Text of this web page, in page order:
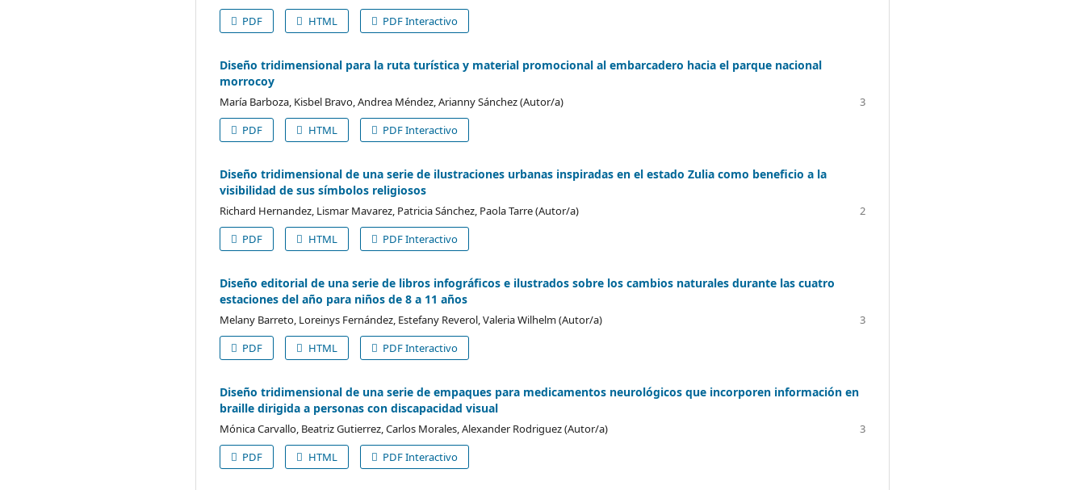
PDF
HTML PDF Interactivo
Diseño tridimensional para la ruta turística y material promocional al embarcadero hacia el parque nacional
morrocoy
María Barboza, Kisbel Bravo, Andrea Méndez, Arianny Sánchez (Autor/a)
3
PDF
HTML PDF Interactivo
Diseño tridimensional de una serie de ilustraciones urbanas inspiradas en el estado Zulia como beneficio a la
visibilidad de sus símbolos religiosos
Richard Hernandez, Lismar Mavarez, Patricia Sánchez, Paola Tarre (Autor/a)
2
PDF
HTML PDF Interactivo
Diseño editorial de una serie de libros infográficos e ilustrados sobre los cambios naturales durante las cuatro
estaciones del año para niños de 8 a 11 años
Melany Barreto, Loreinys Fernández, Estefany Reverol, Valeria Wilhelm (Autor/a)
3
PDF
HTML PDF Interactivo
Diseño tridimensional de una serie de empaques para medicamentos neurológicos que incorporen información en
braille dirigida a personas con discapacidad visual
Mónica Carvallo, Beatriz Gutierrez, Carlos Morales, Alexander Rodriguez (Autor/a)
3
PDF
HTML PDF Interactivo